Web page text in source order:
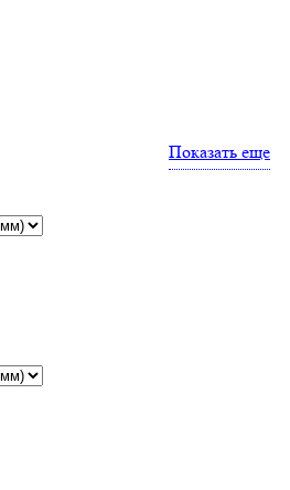
Показать еще